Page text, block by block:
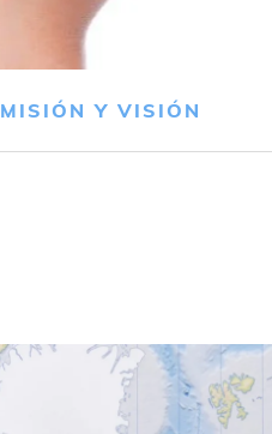
MISIÓN Y VISIÓN